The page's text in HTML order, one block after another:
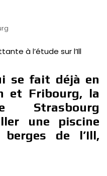
se fait déjà en
et Fribourg, la
Strasbourg
une piscine
de l’Ill,